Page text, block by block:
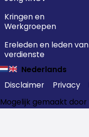
Kringen en
Werkgroepen
Ereleden en leden van
verdienste
Nederlands
Disclaimer
Privacy
Mogelijk gemaakt door